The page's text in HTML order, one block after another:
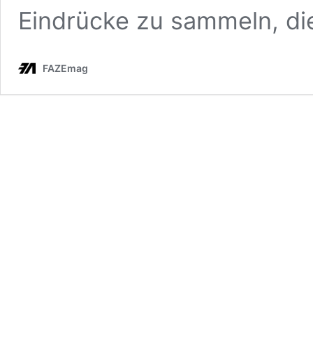
Eindrücke zu sammeln,
FAZEmag